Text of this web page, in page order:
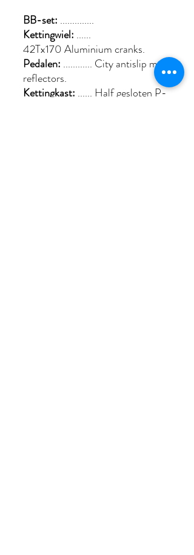
BB-set: ..............
Kettingwiel: ......
42Tx170 Aluminium cranks.
Pedalen: ............ City antislip met
reflectors.
Kettingkast: ...... Half gesloten P-